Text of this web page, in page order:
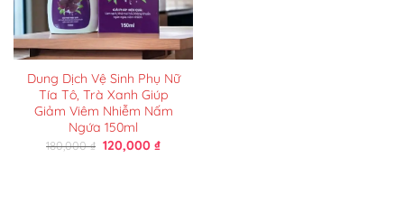
Dung Dịch Vệ Sinh Phụ Nữ
Tía Tô, Trà Xanh Giúp
Giảm Viêm Nhiễm Nấm
Ngứa 150ml
180,000₫ Giá
gốc
120,000 ₫Giá